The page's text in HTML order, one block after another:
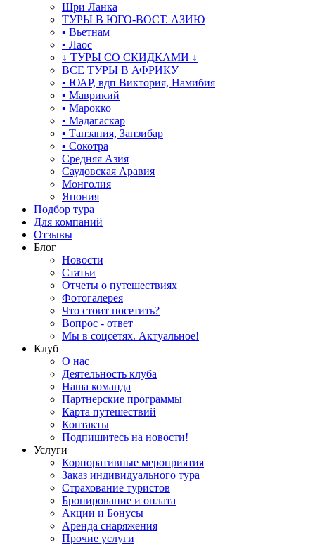
Шри Ланка
ТУРЫ В ЮГО-ВОСТ. АЗИЮ
▪ Вьетнам
▪ Лаос
↓ ТУРЫ СО СКИДКАМИ ↓
ВСЕ ТУРЫ В АФРИКУ
▪ ЮАР, вдп Виктория, Намибия
▪ Маврикий
▪ Марокко
▪ Мадагаскар
▪ Танзания, Занзибар
▪ Сокотра
Средняя Азия
Саудовская Аравия
Монголия
Япония
Подбор тура
Для компаний
Отзывы
Блог
Новости
Статьи
Отчеты о путешествиях
Фотогалерея
Что стоит посетить?
Вопрос - ответ
Мы в соцсетях. Актуальное!
Клуб
О нас
Деятельность клуба
Наша команда
Партнерские программы
Карта путешествий
Контакты
Подпишитесь на новости!
Услуги
Корпоративные мероприятия
Заказ индивидуального тура
Страхование туристов
Бронирование и оплата
Акции и Бонусы
Аренда снаряжения
Прочие услуги